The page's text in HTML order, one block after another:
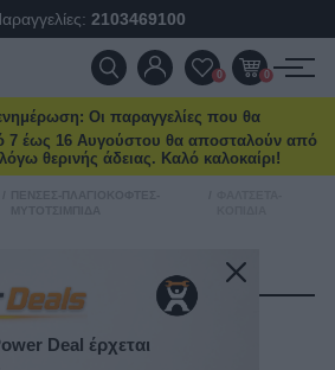
2103469100
0 0
Οι παραγγελίες που θα
7 έως 16 Αυγούστου θα αποσταλούν από
θερινής άδειας. Καλό καλοκαίρι!
Deal έρχεται